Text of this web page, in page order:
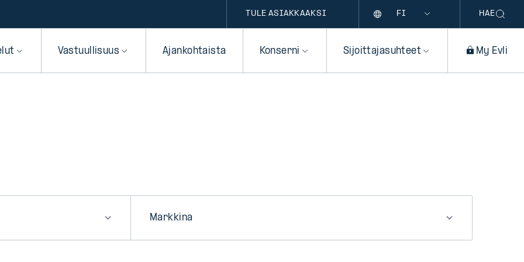
TULE ASIAKKAAKSI HAE
Vastuullisuus Ajankohtaista Konserni Sijoittajasuhteet My Evli